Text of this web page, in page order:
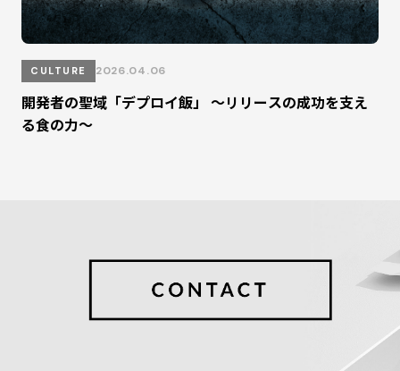
CULTURE 2026.04.06
開発者の聖域「デプロイ飯」 ～リリースの成功を支え
る食の力～